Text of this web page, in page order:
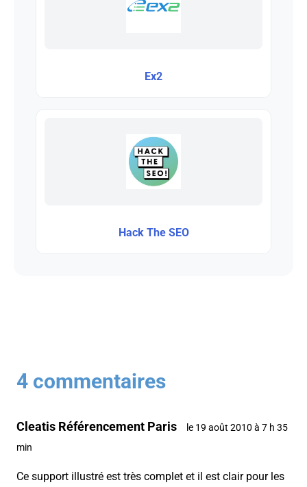
Ex2
Hack The SEO
4 commentaires
Cleatis Référencement Paris
le 19 août 2010 à 7 h 35
min
Ce support illustré est très complet et il est clair pour les